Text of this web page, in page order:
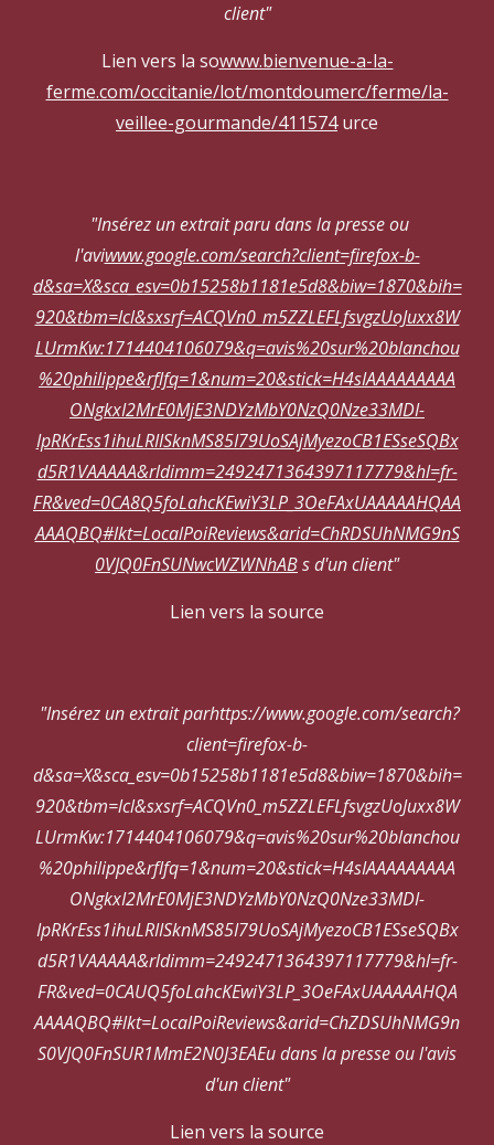
client"
Lien vers la sowww.bienvenue-a-la-
ferme.com/occitanie/lot/montdoumerc/ferme/la-
veillee-gourmande/411574 urce
"Insérez un extrait paru dans la presse ou
l'aviwww.google.com/search?client=firefox-b-
d&sa=X&sca_esv=0b15258b1181e5d8&biw=1870&bih=
920&tbm=lcl&sxsrf=ACQVn0_m5ZZLEFLfsvgzUoJuxx8W
LUrmKw:1714404106079&q=avis%20sur%20blanchou
%20philippe&rflfq=1&num=20&stick=H4sIAAAAAAAAA
ONgkxI2MrE0MjE3NDYzMbY0NzQ0Nze33MDI-
IpRKrEss1ihuLRIISknMS85I79UoSAjMyezoCB1ESseSQBx
d5R1VAAAAA&rldimm=2492471364397117779&hl=fr-
FR&ved=0CA8Q5foLahcKEwiY3LP_3OeFAxUAAAAAHQAA
AAAQBQ#lkt=LocalPoiReviews&arid=ChRDSUhNMG9nS
0VJQ0FnSUNwcWZWNhABs d'un client"
Lien vers la source
"Insérez un extrait parhttps://www.google.com/search?
client=firefox-b-
d&sa=X&sca_esv=0b15258b1181e5d8&biw=1870&bih=
920&tbm=lcl&sxsrf=ACQVn0_m5ZZLEFLfsvgzUoJuxx8W
LUrmKw:1714404106079&q=avis%20sur%20blanchou
%20philippe&rflfq=1&num=20&stick=H4sIAAAAAAAAA
ONgkxI2MrE0MjE3NDYzMbY0NzQ0Nze33MDI-
IpRKrEss1ihuLRIISknMS85I79UoSAjMyezoCB1ESseSQBx
d5R1VAAAAA&rldimm=2492471364397117779&hl=fr-
FR&ved=0CAUQ5foLahcKEwiY3LP_3OeFAxUAAAAAHQA
AAAAQBQ#lkt=LocalPoiReviews&arid=ChZDSUhNMG9n
S0VJQ0FnSUR1MmE2N0J3EAEu dans la presse ou l'avis
d'un client"
Lien vers la source